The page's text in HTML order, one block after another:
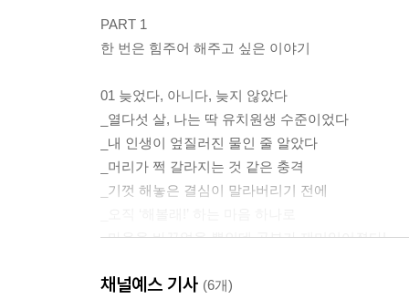
PART 1
한 번은 힘주어 해주고 싶은 이야기
01 늦었다, 아니다, 늦지 않았다
_열다섯 살, 나는 딱 유치원생 수준이었다
_내 인생이 엎질러진 물인 줄 알았다
_머리가 쩍 갈라지는 것 같은 충격
_기껏 해놓은 결심이 말라버리기 전에
_마음을 바꾸었을 뿐인데 공부가 재미있어졌다!
채널예스 기사 (6개)